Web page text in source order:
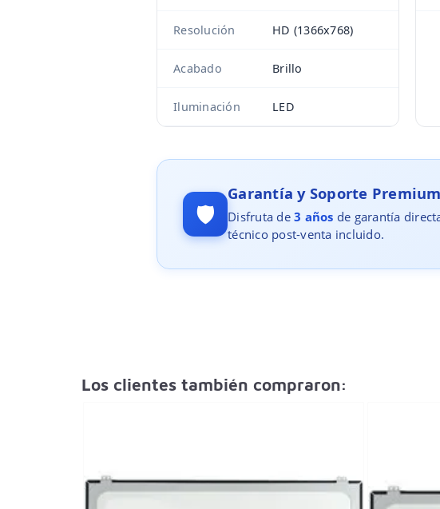
Resolución HD (1366x768)
Acabado Brillo
Iluminación LED
🛡️
Garantía y Soporte Premium
Disfruta de 3 años de garantía
técnico post-venta incluido.
Los clientes también compraron: